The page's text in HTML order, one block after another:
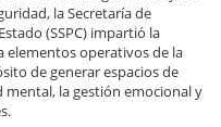
la Secretaría de
(SSPC) impartió la
elementos operativos de la
de generar espacios de
la gestión emocional y